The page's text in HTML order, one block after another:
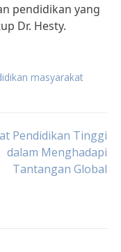
pendidikan yang
Dr. Hesty.
masyarakat
Pendidikan Tinggi
dalam Menghadapi
Tantangan Global